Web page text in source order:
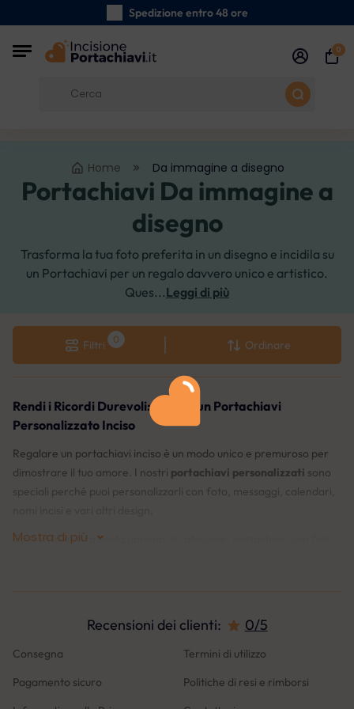
Spedizione entro 48 ore
Recensioni dei clienti:
0
Home Da immagine a disegno
Portachiavi Da immagine a
disegno
Trasforma la tua foto preferita in un disegno e incidila su
un Portachiavi per un regalo davvero unico e artistico.
Ques...Leggi di più
Filtri Ordinare
Rendi i Ricordi Durevoli: Regala un Portachiavi
Personalizzato Inciso
Regalare un portachiavi inciso è un modo unico e premuroso per
dimostrare il tuo amore. I nostri portachiavi personalizzati sono
speciali perché puoi personalizzarli con foto, messaggi, calendari,
Esplora la nostra vasta gamma di categorie: portachiavi con foto
coppie, portachiavi a forma di cuore e tanto altro.
consente di vedere esattamente come apparirà il tuo portachiavi
Mostra di più
Consegna
Termini di utilizzo
Pagamento sicuro
Politiche di resi e rimborsi
Recensioni dei clienti: 0/5